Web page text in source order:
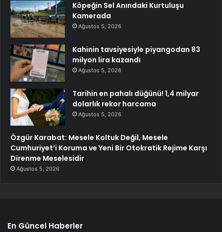
Köpeğin Sel Anındaki Kurtuluşu
Kamerada
Ağustos 5, 2026
Kahinin tavsiyesiyle piyangodan 83
milyon lira kazandı
Ağustos 5, 2026
Tarihin en pahalı düğünü! 1,4 milyar
dolarlık rekor harcama
Ağustos 5, 2026
Özgür Karabat: Mesele Koltuk Değil, Mesele
Cumhuriyet’i Koruma ve Yeni Bir Otokratik Rejime Karşı
Direnme Meselesidir
Ağustos 5, 2026
En Güncel Haberler